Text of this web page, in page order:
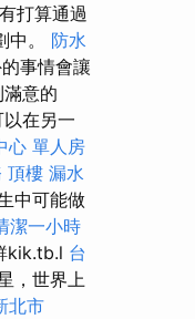
打算通過
中。 防水
事情會讓
意的
在另一
心 單人房
頂樓 漏水
中可能做
潔一小時
kik.tb.l 台
，世界上
北市